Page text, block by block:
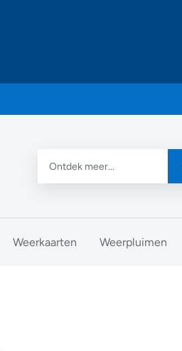
Weerkaarten Weerpluimen